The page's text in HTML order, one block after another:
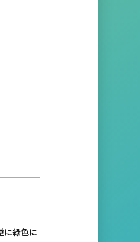
に緑色に